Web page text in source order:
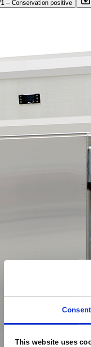
Consent
This website uses
– Conservation positive